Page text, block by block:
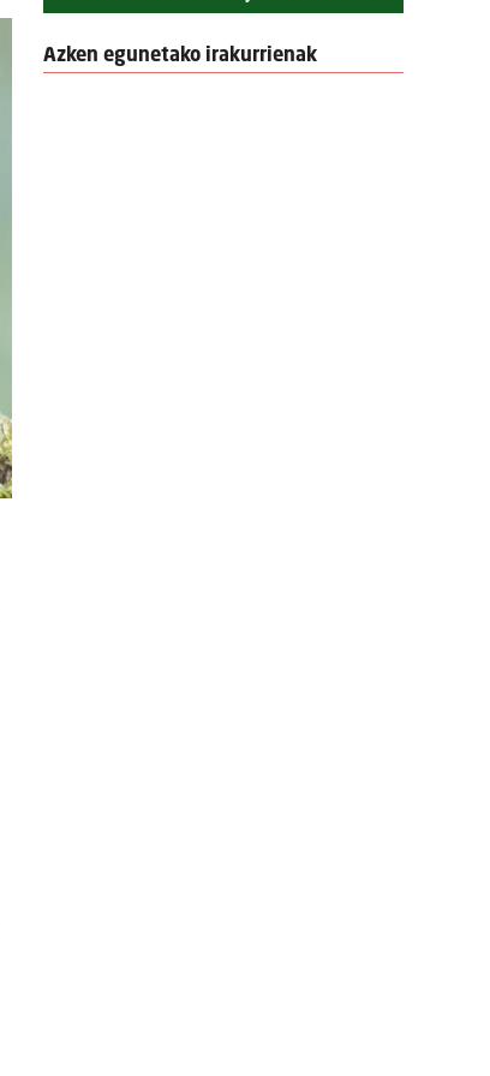
Azken egunetako irakurrienak